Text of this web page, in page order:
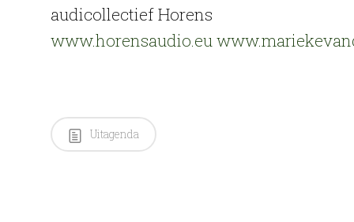
audicollectief Horens
www.horensaudio.eu
Uitagenda